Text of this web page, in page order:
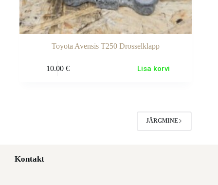
Toyota Avensis T250 Drosselklapp
10.00 € Lisa korvi
JÄRGMINE
Kontakt